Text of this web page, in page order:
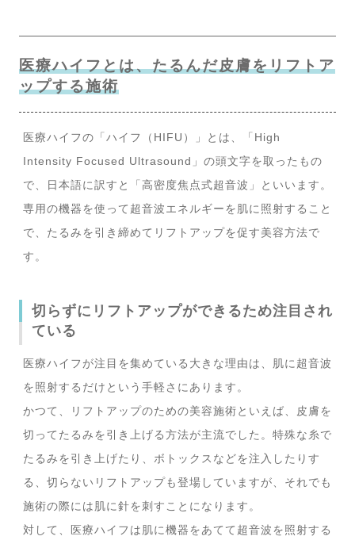
医療ハイフとは、たるんだ皮膚をリフトア
ップする施術
医療ハイフの「ハイフ（HIFU）」とは、「High
Intensity Focused Ultrasound」の頭文字を取ったもの
で、日本語に訳すと「高密度焦点式超音波」といいます。
専用の機器を使って超音波エネルギーを肌に照射すること
で、たるみを引き締めてリフトアップを促す美容方法で
す。
切らずにリフトアップができるため注目され
ている
医療ハイフが注目を集めている大きな理由は、肌に超音波
を照射するだけという手軽さにあります。
かつて、リフトアップのための美容施術といえば、皮膚を
切ってたるみを引き上げる方法が主流でした。特殊な糸で
たるみを引き上げたり、ボトックスなどを注入したりす
る、切らないリフトアップも登場していますが、それでも
施術の際には肌に針を刺すことになります。
対して、医療ハイフは肌に機器をあてて超音波を照射する